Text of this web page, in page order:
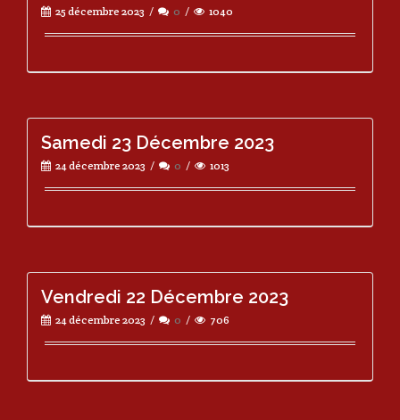
25 décembre 2023 0 1040
Samedi 23 Décembre 2023
24 décembre 2023 0 1013
Vendredi 22 Décembre 2023
24 décembre 2023 0 706